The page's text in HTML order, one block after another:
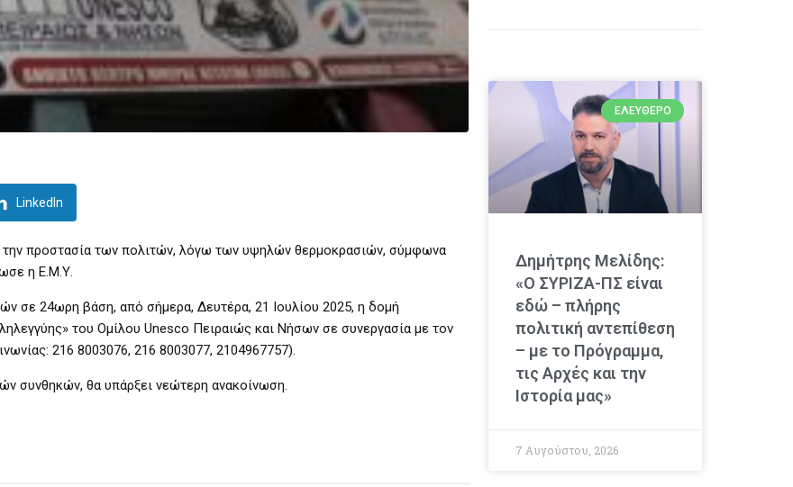
LinkedIn
την προστασία των πολιτών, λόγω των υψηλών θερμοκρασιών, σύμφωνα
η Ε.Μ.Υ.
σε 24ωρη βάση, από σήμερα, Δευτέρα, 21 Ιουλίου 2025, η δομή
του Ομίλου Unesco Πειραιώς και Νήσων σε συνεργασία με τον
216 8003076, 216 8003077, 2104967757).
συνθηκών, θα υπάρξει νεώτερη ανακοίνωση.
ΕΛΕΎΘΕΡΟ
Δημήτρης Μελίδης:
«Ο ΣΥΡΙΖΑ-ΠΣ είναι
εδώ – πλήρης
πολιτική αντεπίθεση
– με το Πρόγραμμα,
τις Αρχές και την
Ιστορία μας»
7 Αυγούστου, 2026